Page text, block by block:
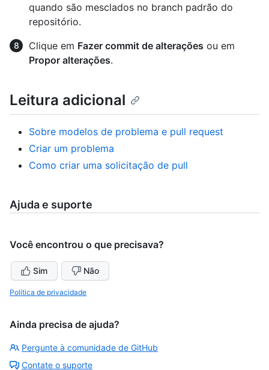
quando são mesclados no branch padrão do
repositório.
Clique em Fazer commit de alterações ou em
Propor alterações.
Leitura adicional
Sobre modelos de problema e pull request
Criar um problema
Como criar uma solicitação de pull
Ajuda e suporte
Você encontrou o que precisava?
Sim Não
Política de privacidade
Ainda precisa de ajuda?
Pergunte à comunidade de GitHub
Contate o suporte